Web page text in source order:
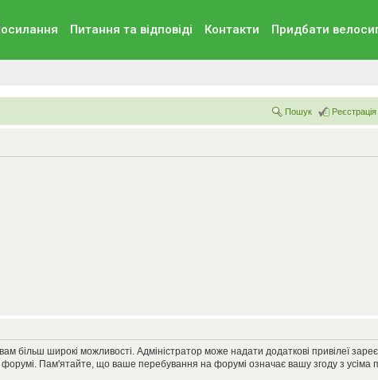
Питання та вiдповiдi Контакти Придбати
Реєстрація
Пошук
більш широкі можливості. Адміністратор може надати додаткові привілеї
Пам'ятайте, що ваше перебування на форумі означає вашу згоду з усіма